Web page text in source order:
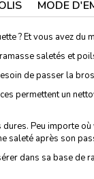
MODE
? Et vous avez du
saletés et
de passer la
permettent un
Peu importe
saleté après son
dans sa base de